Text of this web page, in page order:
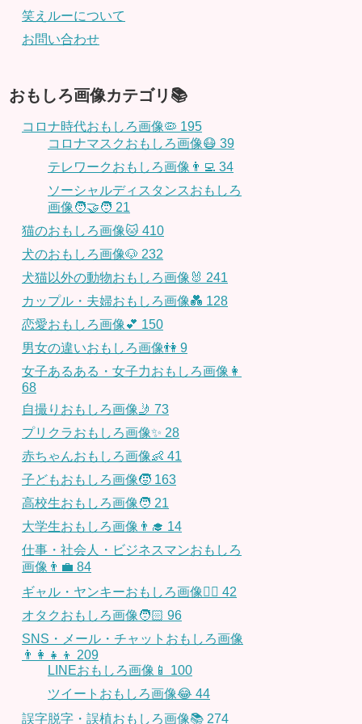
笑えルーについて
お問い合わせ
おもしろ画像カテゴリ📚
コロナ時代おもしろ画像🦠 195
コロナマスクおもしろ画像😷 39
テレワークおもしろ画像👨‍💻 34
ソーシャルディスタンスおもしろ
画像🧑‍🤝‍🧑 21
猫のおもしろ画像🐱 410
犬のおもしろ画像🐶 232
犬猫以外の動物おもしろ画像🐰 241
カップル・夫婦おもしろ画像💑 128
恋愛おもしろ画像💕 150
男女の違いおもしろ画像👫 9
女子あるある・女子力おもしろ画像👩
68
自撮りおもしろ画像🤳 73
プリクラおもしろ画像✨ 28
赤ちゃんおもしろ画像👶 41
子どもおもしろ画像🧒 163
高校生おもしろ画像🧑 21
大学生おもしろ画像👨‍🎓 14
仕事・社会人・ビジネスマンおもしろ
画像👨‍💼 84
ギャル・ヤンキーおもしろ画像👱‍♀️ 42
オタクおもしろ画像🧑🏻 96
SNS・メール・チャットおもしろ画像
👨‍👩‍👧‍👦 209
LINEおもしろ画像📱 100
ツイートおもしろ画像😂 44
誤字脱字・誤植おもしろ画像📚 274